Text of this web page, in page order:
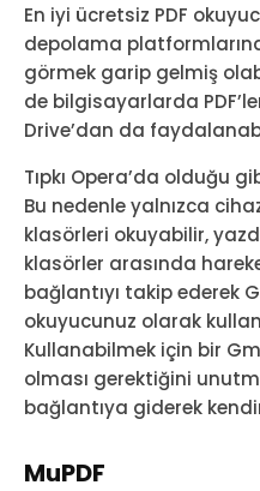
En iyi ücretsiz PDF
depolama
görmek garip gelmiş
de bilgisayarlarda
Drive’dan da
Tıpkı Opera’da olduğu
Bu nedenle yalnızca
klasörleri okuyabilir,
klasörler arasında
bağlantıyı takip ederek
okuyucunuz olarak
Kullanabilmek için bir
olması gerektiğini
bağlantıya giderek
MuPDF